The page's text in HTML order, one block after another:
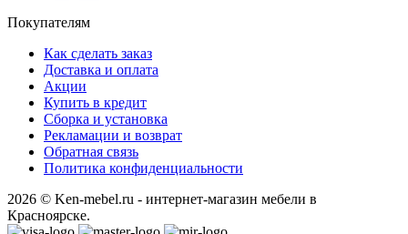
Покупателям
Как сделать заказ
Доставка и оплата
Акции
Купить в кредит
Сборка и установка
Рекламации и возврат
Обратная связь
Политика конфиденциальности
2026 © Ken-mebel.ru - интернет-магазин мебели в
Красноярске.